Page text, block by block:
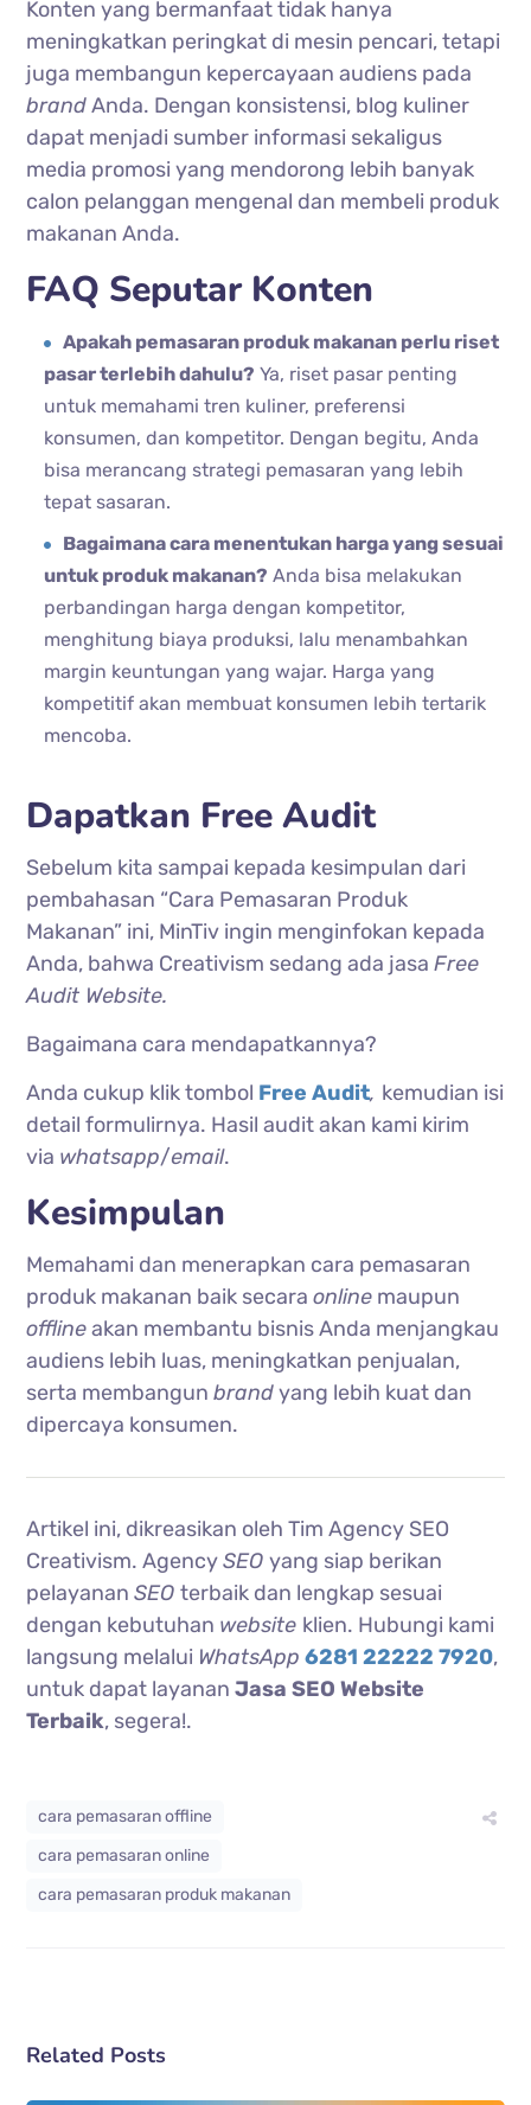
Konten yang bermanfaat tidak hanya
meningkatkan peringkat di mesin pencari, tetapi
juga membangun kepercayaan audiens pada
brandAnda. Dengan konsistensi, blog kuliner
dapat menjadi sumber informasi sekaligus
media promosi yang mendorong lebih banyak
calon pelanggan mengenal dan membeli produk
makanan Anda.
FAQ Seputar Konten
Apakah pemasaran produk makanan perlu riset
pasar terlebih dahulu? Ya, riset pasar penting
untuk memahami tren kuliner, preferensi
konsumen, dan kompetitor. Dengan begitu, Anda
bisa merancang strategi pemasaran yang lebih
tepat sasaran.
Bagaimana cara menentukan harga yang sesuai
untuk produk makanan? Anda bisa melakukan
perbandingan harga dengan kompetitor,
menghitung biaya produksi, lalu menambahkan
margin keuntungan yang wajar. Harga yang
kompetitif akan membuat konsumen lebih tertarik
mencoba.
Dapatkan Free Audit
Sebelum kita sampai kepada kesimpulan dari
pembahasan “Cara Pemasaran Produk
Makanan” ini, MinTiv ingin menginfokan kepada
Anda, bahwa Creativism sedang ada jasa Free
Audit Website.
Bagaimana cara mendapatkannya?
Anda cukup klik tombol Free Audit, kemudian isi
detail formulirnya. Hasil audit akan kami kirim
via whatsapp/email.
Kesimpulan
Memahami dan menerapkan cara pemasaran
produk makanan baik secaraonline maupun
offlineakan membantu bisnis Anda menjangkau
audiens lebih luas, meningkatkan penjualan,
serta membangunbrandyang lebih kuat dan
dipercaya konsumen.
Artikel ini, dikreasikan oleh Tim Agency SEO
Creativism. AgencySEOyang siap berikan
pelayananSEOterbaik dan lengkap sesuai
dengan kebutuhan website klien. Hubungi kami
langsung melalui WhatsApp 6281 22222 7920,
untuk dapat layananJasa SEO Website
Terbaik, segera!.
cara pemasaran offline
cara pemasaran online
cara pemasaran produk makanan
Related Posts